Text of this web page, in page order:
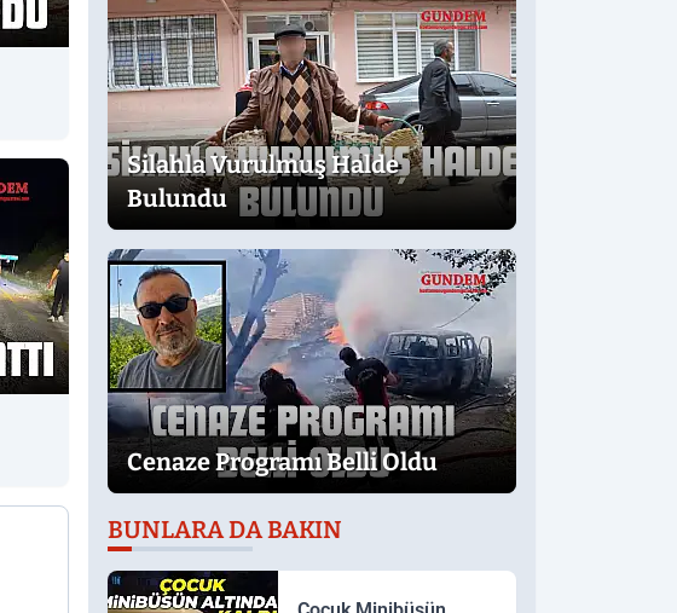
Silahla Vurulmuş Halde
Bulundu
Cenaze Programı Belli Oldu
BUNLARA DA BAKIN